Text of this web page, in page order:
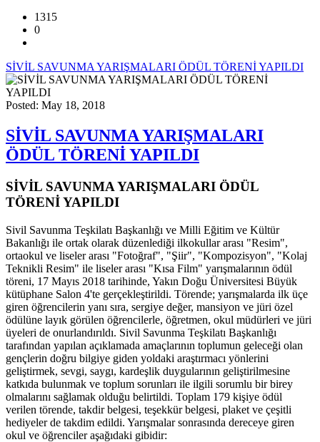
1315
0
SİVİL SAVUNMA YARIŞMALARI ÖDÜL TÖRENİ YAPILDI
Posted: May 18, 2018
SİVİL SAVUNMA YARIŞMALARI
ÖDÜL TÖRENİ YAPILDI
SİVİL SAVUNMA YARIŞMALARI ÖDÜL
TÖRENİ YAPILDI
Sivil Savunma Teşkilatı Başkanlığı ve Milli Eğitim ve Kültür
Bakanlığı ile ortak olarak düzenlediği ilkokullar arası "Resim",
ortaokul ve liseler arası "Fotoğraf", "Şiir", "Kompozisyon", "Kolaj
Teknikli Resim" ile liseler arası "Kısa Film" yarışmalarının ödül
töreni, 17 Mayıs 2018 tarihinde, Yakın Doğu Üniversitesi Büyük
kütüphane Salon 4'te gerçekleştirildi. Törende; yarışmalarda ilk üçe
giren öğrencilerin yanı sıra, sergiye değer, mansiyon ve jüri özel
ödülüne layık görülen öğrencilerle, öğretmen, okul müdürleri ve jüri
üyeleri de onurlandırıldı. Sivil Savunma Teşkilatı Başkanlığı
tarafından yapılan açıklamada amaçlarının toplumun geleceği olan
gençlerin doğru bilgiye giden yoldaki araştırmacı yönlerini
geliştirmek, sevgi, saygı, kardeşlik duygularının geliştirilmesine
katkıda bulunmak ve toplum sorunları ile ilgili sorumlu bir birey
olmalarını sağlamak olduğu belirtildi. Toplam 179 kişiye ödül
verilen törende, takdir belgesi, teşekkür belgesi, plaket ve çeşitli
hediyeler de takdim edildi. Yarışmalar sonrasında dereceye giren
okul ve öğrenciler aşağıdaki gibidir: